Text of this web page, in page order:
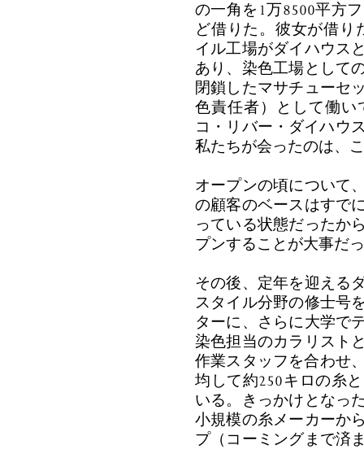
の一角を1万8500平方
ど借りた。彼女が借り
イル工場がダイハウス
あり、染色工場として
閉鎖したマサチューセ
色責任者）として働
コ・リバー・ダイハウ
私たちが会ったのは、
オープンの頃について
の顧客のベースはすで
っている状態だったか
プンすることが大事だ
その後、定年を迎える
スタイル分野の修士号
ターに、さらに大学で
染色担当のカラリスト
作業スタッフを合わせ
均して約250キロの糸
いる。きっかけとなっ
小規模の糸メーカーか
プ（コーミングまで済